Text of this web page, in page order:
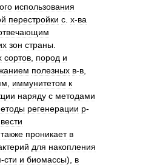
использования
перестройки с х-ва
зон страны
сортов пород и
полезных в-в
иммунитетом к
наряду с методами
регенерации р-
вести
также проникает в
для накопления
-сти и биомассы), в